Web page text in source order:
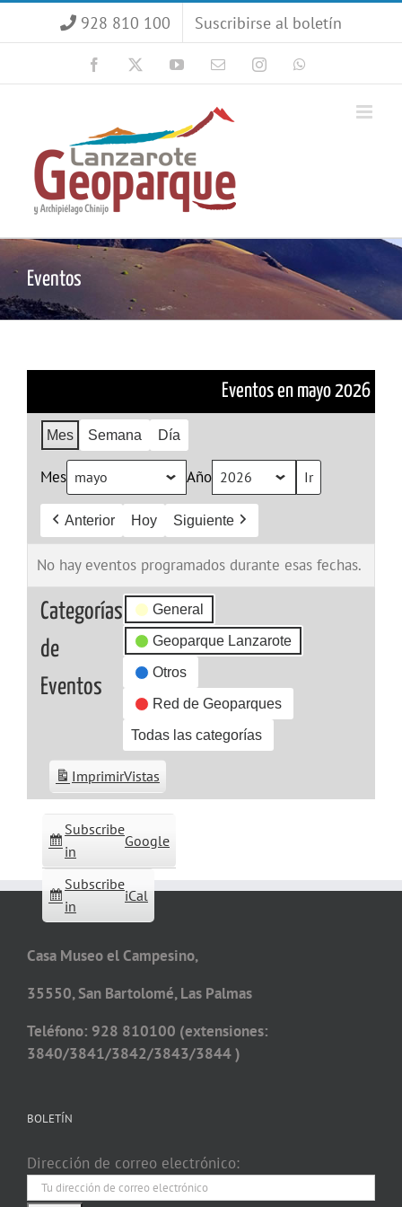
928 810 100 Suscribirse al boletín
Facebook YouTubeCorreoInstagram
Eventos
Eventos en mayo 2026
Mes Semana Día
Mes Año
Anterior Hoy Siguiente
No hay eventos programados durante esas fechas.
Categorías
de
Eventos
General
Geoparque Lanzarote
Otros
Red de Geoparques
Todas las categorías
Subscribe
in
Google
Subscribe
in
iCal
ImprimirVistas
Casa Museo el Campesino,
35550, San Bartolomé, Las Palmas
Teléfono: 928 810100 (extensiones:
3840/3841/3842/3843/3844 )
BOLETÍN
Dirección de correo electrónico: